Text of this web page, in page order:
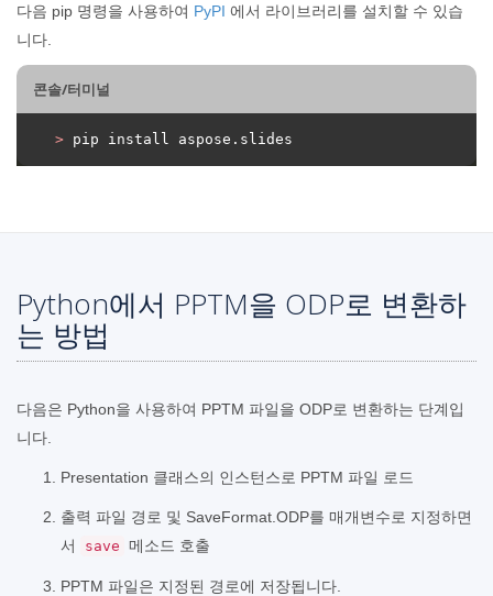
다음 pip 명령을 사용하여 PyPI 에서 라이브러리를 설치할 수 있습
니다.
콘솔/터미널
> pip install aspose.slides
Python에서 PPTM을 ODP로 변환하
는 방법
다음은 Python을 사용하여 PPTM 파일을 ODP로 변환하는 단계입
니다.
Presentation 클래스의 인스턴스로 PPTM 파일 로드
출력 파일 경로 및 SaveFormat.ODP를 매개변수로 지정하면
서
save 메소드 호출
PPTM 파일은 지정된 경로에 저장됩니다.